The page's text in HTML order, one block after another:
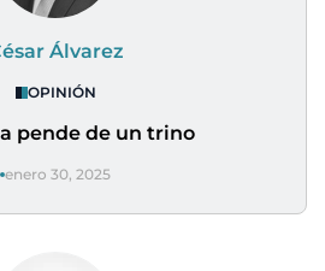
Álvarez
OPINIÓN
pende de un trino
enero 30, 2025